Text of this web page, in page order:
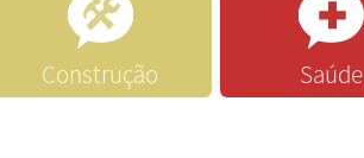
Construção Saúde